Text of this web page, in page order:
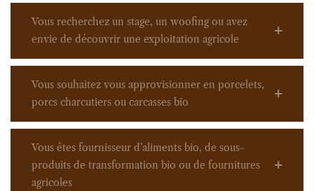
Vous recherchez un stage, un woofing ou avez
envie de découvrir une exploitation agricole
Vous souhaitez vous approvisionner en porcelets,
porcs charcutiers ou carcasses bio
Vous êtes fournisseur d’aliments bio, de sous-
produits de transformation bio ou de fournitures
agricoles